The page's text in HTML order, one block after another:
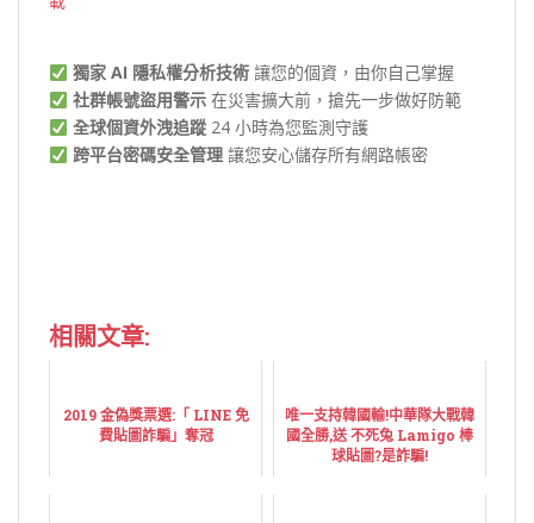
獨家 AI 隱私權分析技術讓您的個資，由你自己掌握
社群帳號盜用警示在災害擴大前，搶先一步做好防範
全球個資外洩追蹤24 小時為您監測守護
跨平台密碼安全管理讓您安心儲存所有網路帳密
相關文章:
2019 金偽獎票選:「 LINE 免
費貼圖詐騙」奪冠
唯一支持韓國輸!中華隊大戰韓
國全勝,送 不死兔 Lamigo 棒
球貼圖?是詐騙!